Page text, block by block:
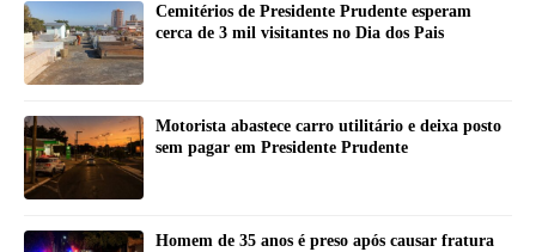
Cemitérios de Presidente Prudente esperam
cerca de 3 mil visitantes no Dia dos Pais
Motorista abastece carro utilitário e deixa posto
sem pagar em Presidente Prudente
Homem de 35 anos é preso após causar fratura